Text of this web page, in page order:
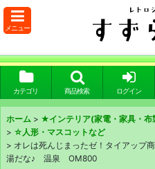
メニュー
カテゴリ 商品検索 ログイン
ホーム > ★インテリア(家電・家具・布
> ☆人形・マスコットなど
> オレは死んじまったゼ！タイアッ
湯だな♪ 温泉 OM800